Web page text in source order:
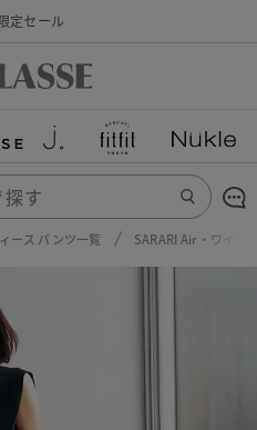
定セール
ース パンツ一覧 SARARI Air・ワイド